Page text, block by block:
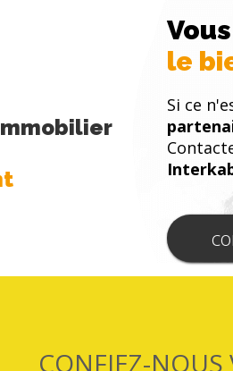
le
Si ce
CONFIEZ-NOUS